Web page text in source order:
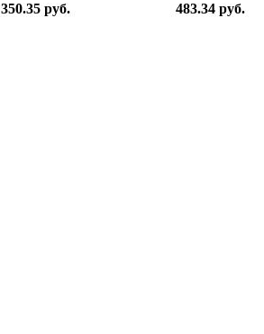
350.35 руб. 483.34 руб.